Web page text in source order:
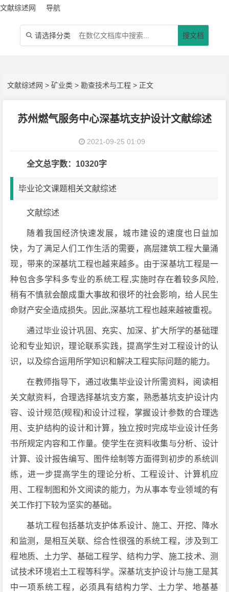
文献综述网 导航
 请选择分类 搜文档
文献综述网 >矿业类 >勘查技术与工程 > 正文
苏州燃气服务中心深基坑支护设计文献综述
2021-09-25 01:09
全文总字数：10320字
毕业论文课题相关文献综述
文献综述
随着我国经济快速发展，城市建设的速度也日益加
快，为了满足人们工作生活的需要，高层建筑工程大量涌
现，带来的深基坑工程也越来越多。由于深基坑工程是一
种包含多学科多专业的系统工程,实施时存在着较多风险,
稍有不慎就会酿成重大事故和很坏的社会影响，给人民生
命财产安全造成损失。因此,深基坑工程也越来越被重视。
通过毕业设计巩固、充实、加深、扩大所学的基础理
论和专业知识，理论联系实践，提高学生对工程设计的认
识，以及综合运用所学知识和解决工程实际问题的能力。
在教师指导下，通过收集毕业设计所需资料，阅读相
关文献资料，合理选择基坑支方案，熟悉基坑支护设计内
容、设计规范(规程)和设计过程，掌握设计参数的合理选
用、支护结构的设计和计算，独立按时完成毕业设计任务
书所规定内容和工作量。使学生在资料收集与分析、设计
计算、设计报告编写、图件绘制等方面得到初步的系统训
练，进一步提高学生的理论分析、工程设计、计算机应
用、工程制图和外文阅读的能力，为从事本专业领域的有
关工作打下较为坚实的基础。
基坑工程包括基坑支护体系设计、施工、开挖、降水
和监测，是相互关联、综合性很强的系统工程，涉及到工
程地质、土力学、基础工程学、结构力学、施工技术、测
试技术环境岩土工程等科学。深基坑支护设计与施工是其
中一项系统工程，必须具有结构力学、土力学、地基基